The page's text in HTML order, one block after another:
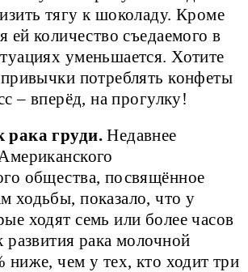
тягу к шоколаду. Кроме
ей количество съедаемого в
уменьшается. Хотите
привычки потреблять конфеты
– вперёд, на прогулку!
рака груди.Недавнее
общества, посвящённое
ходьбы, показало, что у
ходят семь или более часов
развития рака молочной
ниже, чем у тех, кто ходит три